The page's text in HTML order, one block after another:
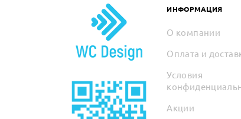
ИНФОРМАЦИЯ
О компании
Оплата и
Условия
Акции